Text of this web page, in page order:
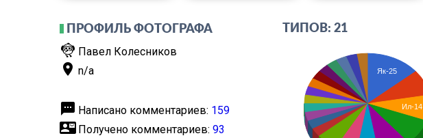
ПРОФИЛЬ ФОТОГРАФА
flutter_dash Павел Колесников
place n/a
textsms Написано комментариев: 159
contact_mail Получено комментариев: 93
ТИПОВ: 21
Як-25
Ил-14